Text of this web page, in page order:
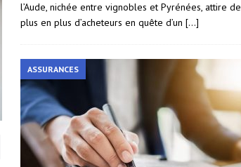
l’Aude, nichée entre vignobles et Pyrénées, attire de
plus en plus d’acheteurs en quête d’un […]
ASSURANCES